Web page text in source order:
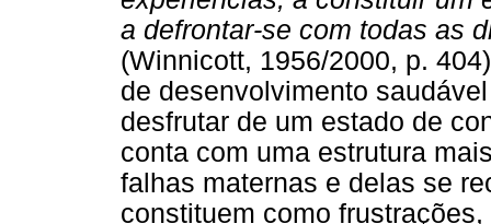
a defrontar-se com todas as
(Winnicott, 1956/2000, p.
de desenvolvimento
desfrutar de um estado de
conta com uma estrutura
falhas maternas e delas se
constituem como